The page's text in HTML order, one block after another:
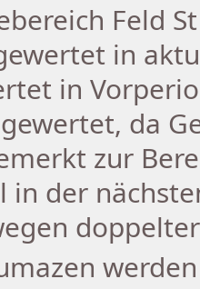
Feld
in
in
da
zur
in der